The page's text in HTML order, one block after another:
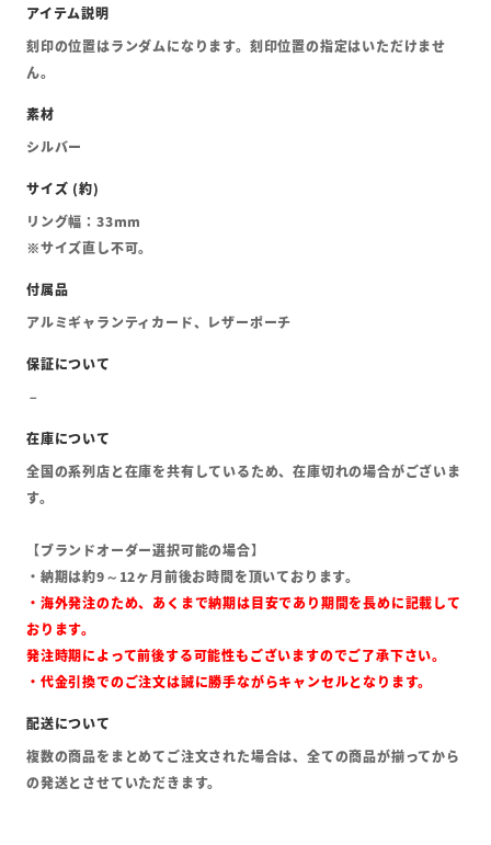
刻印の位置はランダムになります。刻印位置の指定はいただけませ
ん。
シルバー
リング幅：33mm
※サイズ直し不可。
アルミギャランティカード、レザーポーチ
全国の系列店と在庫を共有しているため、在庫切れの場合がございま
す。
【ブランドオーダー選択可能の場合】
・納期は約9～12ヶ月前後お時間を頂いております。
・海外発注のため、あくまで納期は目安であり期間を長めに記載して
おります。
発注時期によって前後する可能性もございますのでご了承下さい。
・代金引換でのご注文は誠に勝手ながらキャンセルとなります。
複数の商品をまとめてご注文された場合は、全ての商品が揃ってから
の発送とさせていただきます。